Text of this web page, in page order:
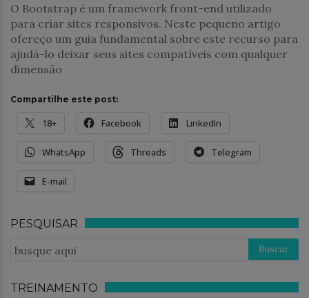
O Bootstrap é um framework front-end utilizado
para criar sites responsivos. Neste pequeno artigo
ofereço um guia fundamental sobre este recurso para
ajudá-lo deixar seus sites compatíveis com qualquer
dimensão
Compartilhe este post:
18+ Facebook LinkedIn
WhatsApp Threads Telegram
E-mail
PESQUISAR
TREINAMENTO